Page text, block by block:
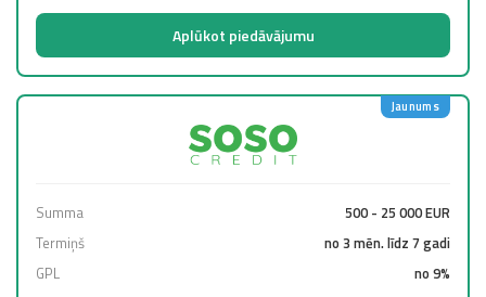
Aplūkot piedāvājumu
Jaunums
Summa
500 - 25 000 EUR
Termiņš
no 3 mēn. līdz 7 gadi
GPL
no 9%